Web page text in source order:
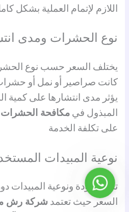
اللازم لإتمام العملية بشكل
نوع الحشرات ومدى
يختلف السعر حسب نوع
كانت صراصير أو نمل أو
يؤثر مدى انتشارها على كمية
المبذول فيمكافحة الحشرات
على تكلفة الخدمة
نوعية المبيدات
تلعب جودة ونوعية المبيدات
السعر حيث تعتمد شركة رش
واتساب